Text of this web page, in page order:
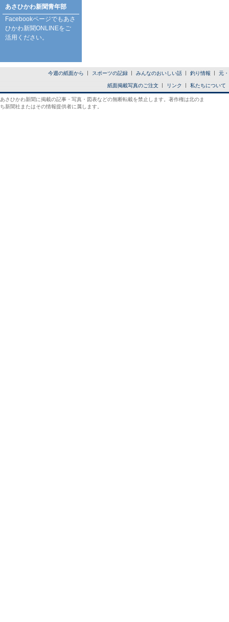
あさひかわ新聞青年部
Facebookページでもあさ
ひかわ新聞ONLINEをご
活用ください。
今週の紙面から スポーツの記録 みんなのおいしい話 釣り情報 元
紙面掲載写真のご注文 リンク 私たちについて
あさひかわ新聞に掲載の記事・写真・図表などの無断転載を禁止します。著作権は北のま
ち新聞社またはその情報提供者に属します。